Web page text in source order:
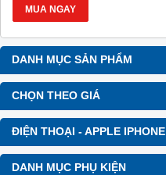
DANH MỤC SẢN PHẨM
CHỌN THEO GIÁ
ĐIỆN THOẠI - APPLE IPHONE
DANH MỤC PHỤ KIỆN
Giảm 20%khi nâng cấp Ram-
SSD
khách hàng ở xa, HSSV . Săn
10.000 Voucher Giảm
Giá 500.000đ
MUA NGAY